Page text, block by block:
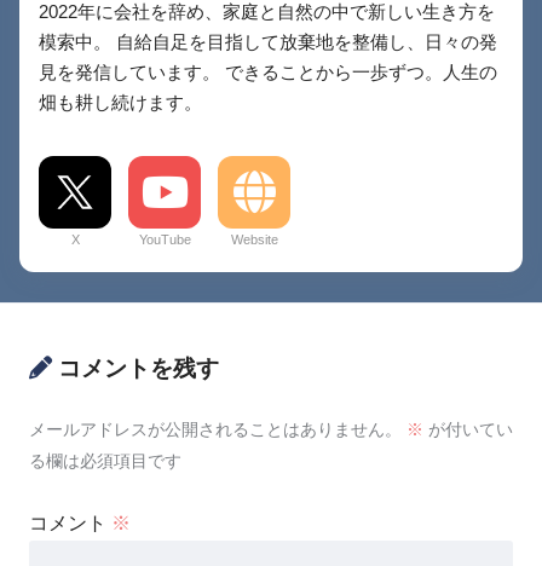
2022年に会社を辞め、家庭と自然の中で新しい生き方を
模索中。 自給自足を目指して放棄地を整備し、日々の発
見を発信しています。 できることから一歩ずつ。人生の
畑も耕し続けます。
X YouTube Website
コメントを残す
メールアドレスが公開されることはありません。 ※ が付いてい
る欄は必須項目です
コメント ※